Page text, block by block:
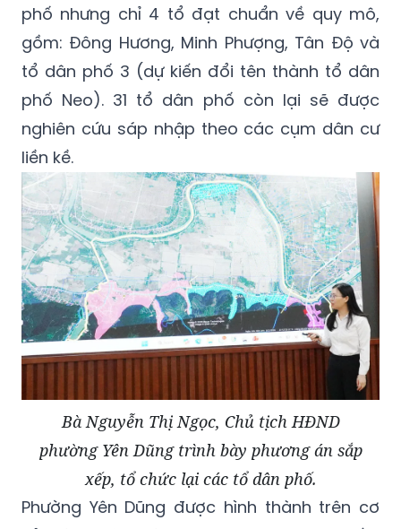
mỗi tổ dân phố phải có từ 550 hộ gia đình
trở lên. Hiện phường Yên Dũng có 35 tổ dân
phố nhưng chỉ 4 tổ đạt chuẩn về quy mô,
gồm: Đông Hương, Minh Phượng, Tân Độ và
tổ dân phố 3 (dự kiến đổi tên thành tổ dân
phố Neo). 31 tổ dân phố còn lại sẽ được
nghiên cứu sáp nhập theo các cụm dân cư
liền kề.
Bà Nguyễn Thị Ngọc, Chủ tịch HĐND
phường Yên Dũng trình bày phương án sắp